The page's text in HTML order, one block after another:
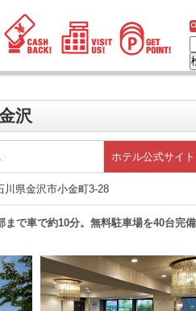
沢
ホテル公式サイト
川県金沢市小金町3-28
まで車で約10分。無料駐車場を40台完